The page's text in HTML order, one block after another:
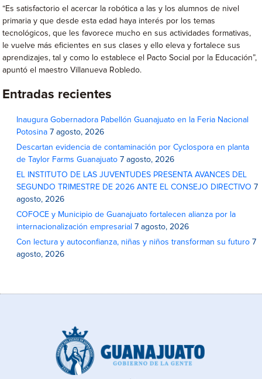
“Es satisfactorio el acercar la robótica a las y los alumnos de nivel
primaria y que desde esta edad haya interés por los temas
tecnológicos, que les favorece mucho en sus actividades formativas,
le vuelve más eficientes en sus clases y ello eleva y fortalece sus
aprendizajes, tal y como lo establece el Pacto Social por la Educación”,
apuntó el maestro Villanueva Robledo.
Entradas recientes
Inaugura Gobernadora Pabellón Guanajuato en la Feria Nacional
Potosina 7 agosto, 2026
Descartan evidencia de contaminación por Cyclospora en planta
de Taylor Farms Guanajuato 7 agosto, 2026
EL INSTITUTO DE LAS JUVENTUDES PRESENTA AVANCES DEL
SEGUNDO TRIMESTRE DE 2026 ANTE EL CONSEJO DIRECTIVO 7
agosto, 2026
COFOCE y Municipio de Guanajuato fortalecen alianza por la
internacionalización empresarial 7 agosto, 2026
Con lectura y autoconfianza, niñas y niños transforman su futuro 7
agosto, 2026